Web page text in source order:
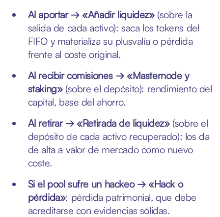
Al aportar → «Añadir liquidez»(sobre la
salida de cada activo): saca los tokens del
FIFO y materializa su plusvalía o pérdida
frente al coste original.
Al recibir comisiones → «Masternode y
staking»(sobre el depósito): rendimiento del
capital, base del ahorro.
Al retirar → «Retirada de liquidez»(sobre el
depósito de cada activo recuperado): los da
de alta a valor de mercado como nuevo
coste.
Si el pool sufre un hackeo → «Hack o
pérdida»: pérdida patrimonial, que debe
acreditarse con evidencias sólidas.